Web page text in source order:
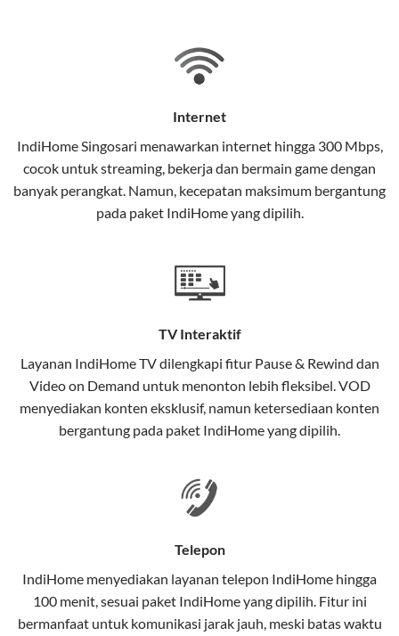
pengguna rumah dan bisnis.
stabil, dan memiliki berbagai pilihan paket IndiHome
Selain internet, layanan IndiHome juga mencakup TV
interaktif (IndiHome TV) dan telepon rumah dalam
satu paket.
Teknologi di Balik WiFi IndiHome
Wifi IndiHome menggunakan teknologi Fiber To The
menggunakan kabel serat optik hingga ke rumah
pelanggan. Teknologi ini memiliki beberapa
keunggulan:
Kecepatan Tinggi
dibandingkan kabel tembaga atau DSL.
elektromagnetik, sehingga koneksi tetap lancar.
Latensi Rendah
Internet
IndiHome Singosari menawarkan internethingga 300 Mbps,
cocok untuk streaming, bekerja dan bermain game dengan
banyak perangkat. Namun, kecepatan maksimum bergantung
pada paket IndiHome yang dipilih.
TV Interaktif
Layanan IndiHome TVdilengkapi fitur Pause & Rewind dan
Video on Demand untuk menonton lebih fleksibel. VOD
menyediakan konten eksklusif, namun ketersediaan konten
bergantung pada paket IndiHome yang dipilih.
Telepon
IndiHome menyediakan layanan telepon IndiHome hingga
100 menit, sesuai paket IndiHome yang dipilih. Fitur ini
bermanfaat untuk komunikasi jarak jauh, meski batas waktu